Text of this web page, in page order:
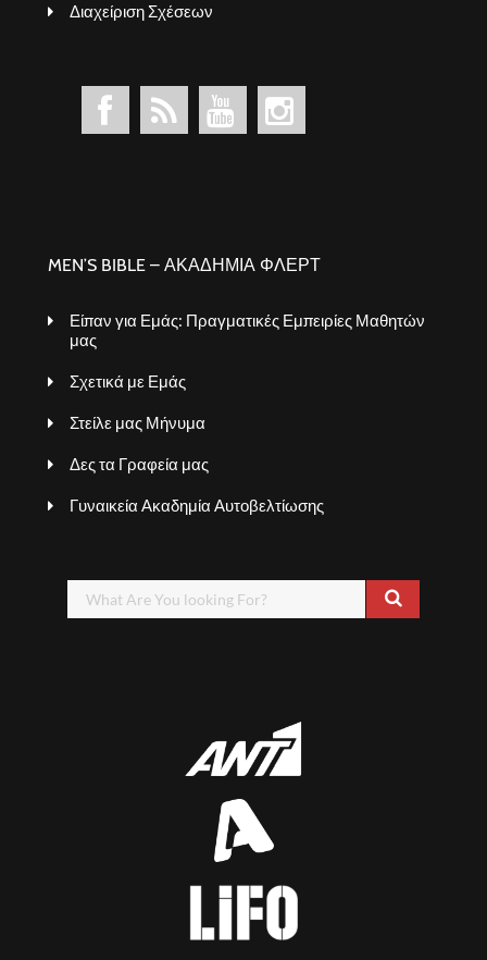
Διαχείριση Σχέσεων
MEN’S BIBLE – ΑΚΑΔΗΜΙΑ ΦΛΕΡΤ
Είπαν για Εμάς: Πραγματικές Εμπειρίες Μαθητών
μας
Σχετικά με Εμάς
Στείλε μας Μήνυμα
Δες τα Γραφεία μας
Γυναικεία Ακαδημία Αυτοβελτίωσης